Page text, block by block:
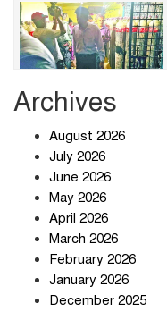
Archives
August 2026
July 2026
June 2026
May 2026
April 2026
March 2026
February 2026
January 2026
December 2025